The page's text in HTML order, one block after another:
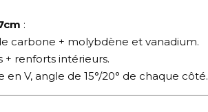
:
carbone + molybdène et vanadium.
+ renforts intérieurs.
en V, angle de 15°/20° de chaque côté.